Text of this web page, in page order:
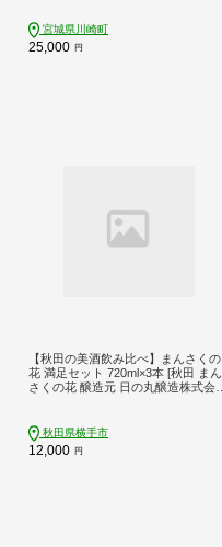
宮城県川崎町
25,000 円
【秋田の美酒飲み比べ】まんさくの
花 満足セット 720ml×3本 [秋田 まん
さくの花 醸造元 日の丸醸造株式会社
秋田県横手市
12,000 円